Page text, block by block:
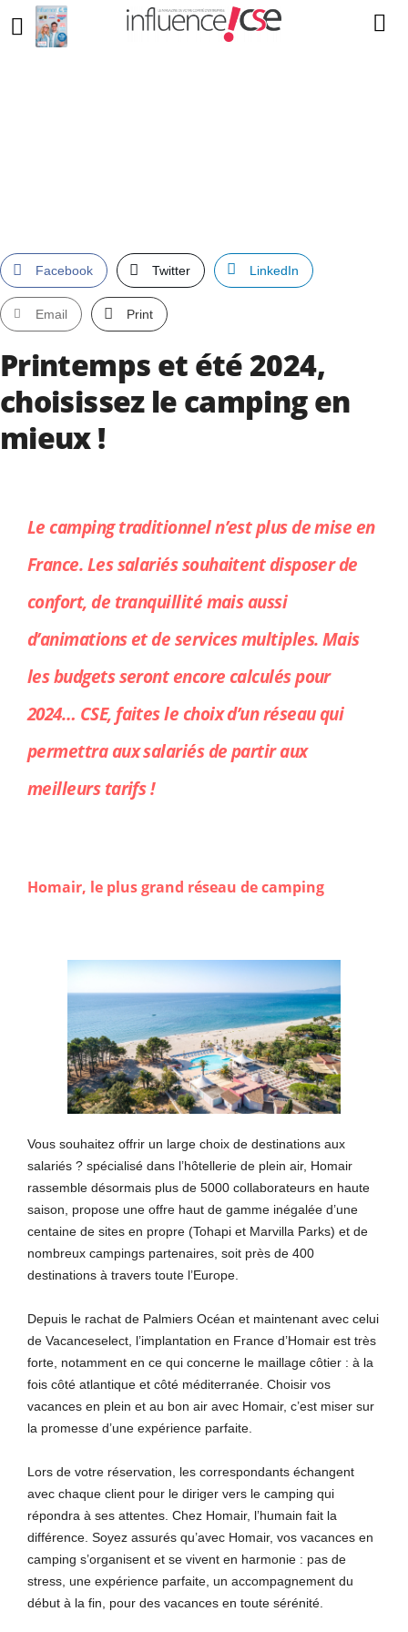
Facebook Twitter LinkedIn
Email Print
Printemps et été 2024,
choisissez le camping en
mieux !
Le camping traditionnel n’est plus de mise en
France. Les salariés souhaitent disposer de
confort, de tranquillité mais aussi
d’animations et de services multiples. Mais
les budgets seront encore calculés pour
2024… CSE, faites le choix d’un réseau qui
permettra aux salariés de partir aux
meilleurs tarifs !
Homair, le plus grand réseau de camping
Vous souhaitez offrir un large choix de destinations aux
salariés ? spécialisé dans l’hôtellerie de plein air, Homair
rassemble désormais plus de 5000 collaborateurs en haute
saison, propose une offre haut de gamme inégalée d’une
centaine de sites en propre (Tohapi et Marvilla Parks) et de
nombreux campings partenaires, soit près de 400
destinations à travers toute l’Europe.
Depuis le rachat de Palmiers Océan et maintenant avec celui
de Vacanceselect, l’implantation en France d’Homair est très
forte, notamment en ce qui concerne le maillage côtier : à la
fois côté atlantique et côté méditerranée. Choisir vos
vacances en plein et au bon air avec Homair, c’est miser sur
la promesse d’une expérience parfaite.
Lors de votre réservation, les correspondants échangent
avec chaque client pour le diriger vers le camping qui
répondra à ses attentes. Chez Homair, l’humain fait la
différence. Soyez assurés qu’avec Homair, vos vacances en
camping s’organisent et se vivent en harmonie : pas de
stress, une expérience parfaite, un accompagnement du
début à la fin, pour des vacances en toute sérénité.